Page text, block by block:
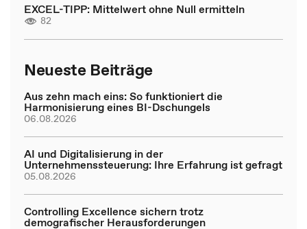
EXCEL-TIPP: Mittelwert ohne Null ermitteln
82
Neueste Beiträge
Aus zehn mach eins: So funktioniert die
Harmonisierung eines BI-Dschungels
06.08.2026
AI und Digitalisierung in der
Unternehmenssteuerung: Ihre Erfahrung ist gefragt
05.08.2026
Controlling Excellence sichern trotz
demografischer Herausforderungen